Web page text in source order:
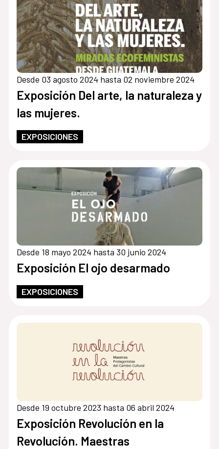
Desde 03 agosto 2024 hasta 02 noviembre 2024
Exposición Del arte, la naturaleza y
las mujeres.
EXPOSICIONES
Desde 18 mayo 2024 hasta 30 junio 2024
Exposición El ojo desarmado
EXPOSICIONES
Desde 19 octubre 2023 hasta 06 abril 2024
Exposición Revolución en la
Revolución. Maestras